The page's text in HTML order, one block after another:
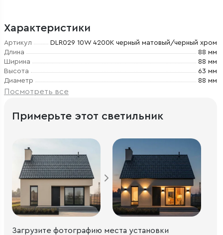
Характеристики
Артикул
DLR029 10W 4200K черный матовый/черный хром
Длина
88 мм
Ширина
88 мм
Высота
63 мм
Диаметр
88 мм
Посмотреть все
Примерьте этот светильник
Загрузите фотографию места установки